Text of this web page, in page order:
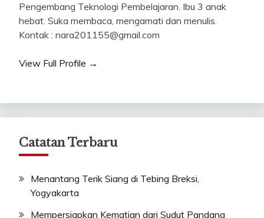
Pengembang Teknologi Pembelajaran. Ibu 3 anak
hebat. Suka membaca, mengamati dan menulis.
Kontak : nara201155@gmail.com
View Full Profile →
Catatan Terbaru
Menantang Terik Siang di Tebing Breksi,
Yogyakarta
Mempersiapkan Kematian dari Sudut Pandang